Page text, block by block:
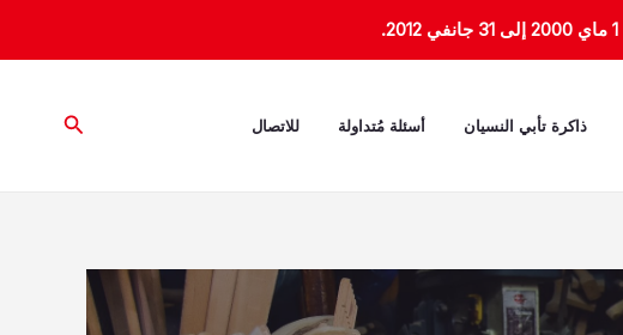
ذاكرة تأبي النسيان أسئلة مُتداولة للاتصال البحث